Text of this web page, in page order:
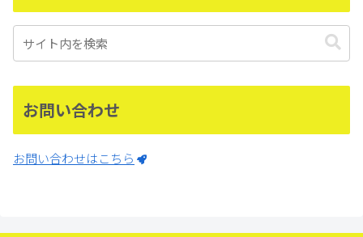
お問い合わせ
お問い合わせはこちら